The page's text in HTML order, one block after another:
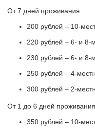
От 7 дней проживания:
200 рублей – 10-
220 рублей – 6- и 8-
230 рублей – 6- и 8-
250 рублей – 4-
300 рублей – 2-
От 1 до 6 дней
350 рублей – 10-